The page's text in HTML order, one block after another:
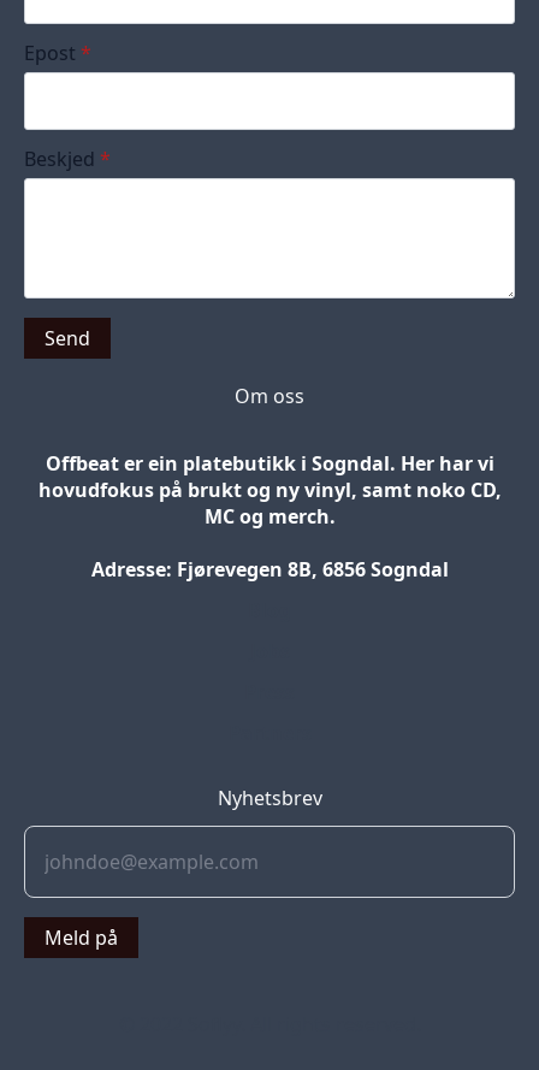
Epost *
Beskjed *
Send
Om oss
Offbeat er ein platebutikk i Sogndal. Her har vi
hovudfokus på brukt og ny vinyl, samt noko CD,
MC og merch.
Adresse: Fjørevegen 8B, 6856 Sogndal
Nyhetsbrev
Meld på